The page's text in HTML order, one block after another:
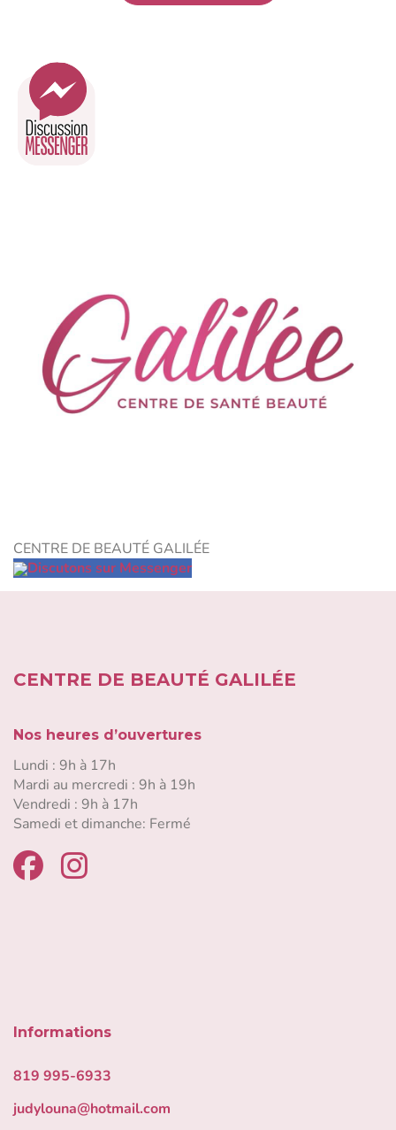
CENTRE DE BEAUTÉ GALILÉE
Discutons sur Messenger
CENTRE DE BEAUTÉ GALILÉE
Nos heures d’ouvertures
Lundi : 9h à 17h
Mardi au mercredi : 9h à 19h
Vendredi : 9h à 17h
Samedi et dimanche: Fermé
Informations
819 995-6933
judylouna@hotmail.com